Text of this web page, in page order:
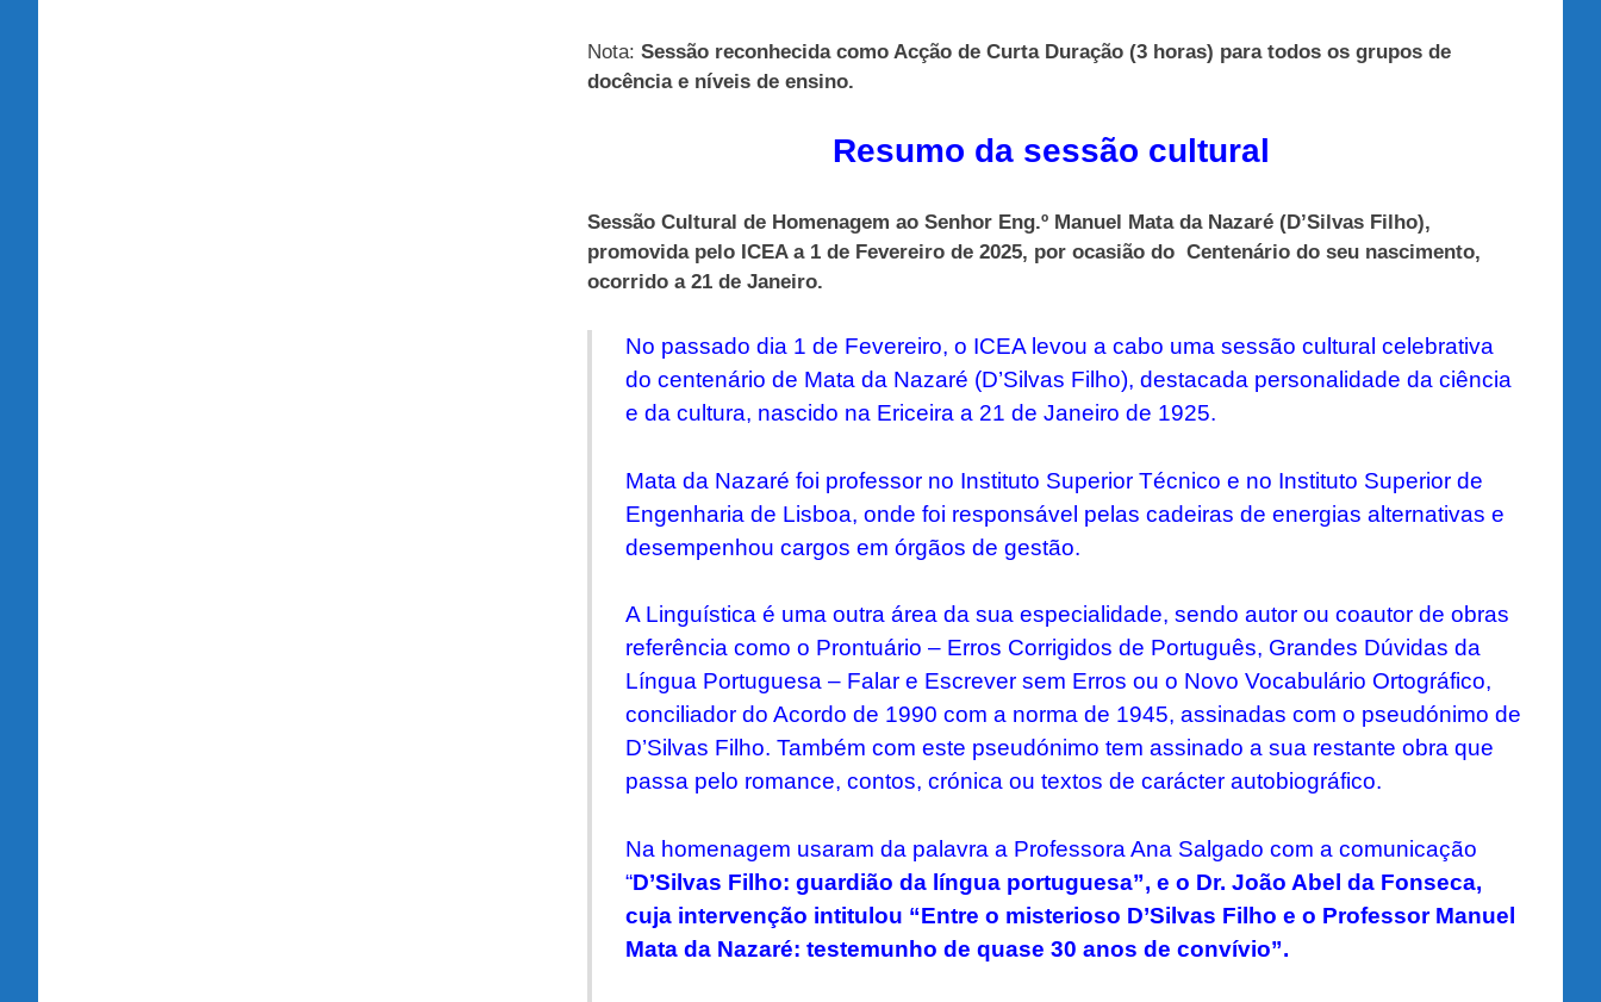
Nota: Sessão reconhecida como Acção de Curta Duração (3 horas) para todos os grupos de
docência e níveis de ensino.
Resumo da sessão cultural
Sessão Cultural de Homenagem ao Senhor Eng.º Manuel Mata da Nazaré (D’Silvas Filho),
promovida pelo ICEA a 1 de Fevereiro de 2025, por ocasião do Centenário do seu nascimento,
ocorrido a 21 de Janeiro.
No passado dia 1 de Fevereiro, o ICEA levou a cabo uma sessão cultural celebrativa
do centenário de Mata da Nazaré (D’Silvas Filho), destacada personalidade da ciência
e da cultura, nascido na Ericeira a 21 de Janeiro de 1925.
Mata da Nazaré foi professor no Instituto Superior Técnico e no Instituto Superior de
Engenharia de Lisboa, onde foi responsável pelas cadeiras de energias alternativas e
desempenhou cargos em órgãos de gestão.
A Linguística é uma outra área da sua especialidade, sendo autor ou coautor de obras
referência como o Prontuário – Erros Corrigidos de Português, Grandes Dúvidas da
Língua Portuguesa – Falar e Escrever sem Erros ou o Novo Vocabulário Ortográfico,
conciliador do Acordo de 1990 com a norma de 1945,assinadas com o pseudónimo de
D’Silvas Filho. Também com este pseudónimo tem assinado a sua restante obra que
passa pelo romance, contos, crónica ou textos de carácter autobiográfico.
Na homenagem usaram da palavra a Professora Ana Salgado com a comunicação
“D’Silvas Filho: guardião da língua portuguesa”, e o Dr. João Abel da Fonseca,
cuja intervenção intitulou “Entre o misterioso D’Silvas Filho e o Professor Manuel
Mata da Nazaré: testemunho de quase 30 anos de convívio”.